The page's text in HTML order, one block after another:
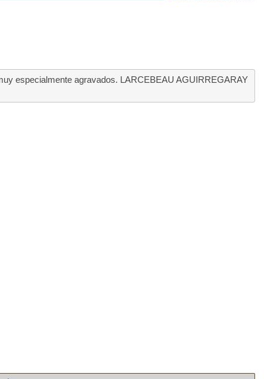
especialmente agravados. LARCEBEAU AGUIRREGARAY